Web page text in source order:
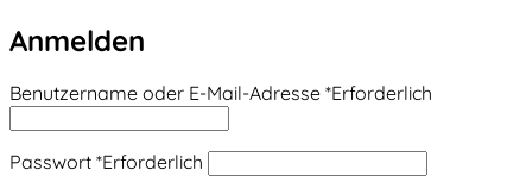
Anmelden
Benutzername oder E-Mail-Adresse *Erforderlich
Passwort *Erforderlich